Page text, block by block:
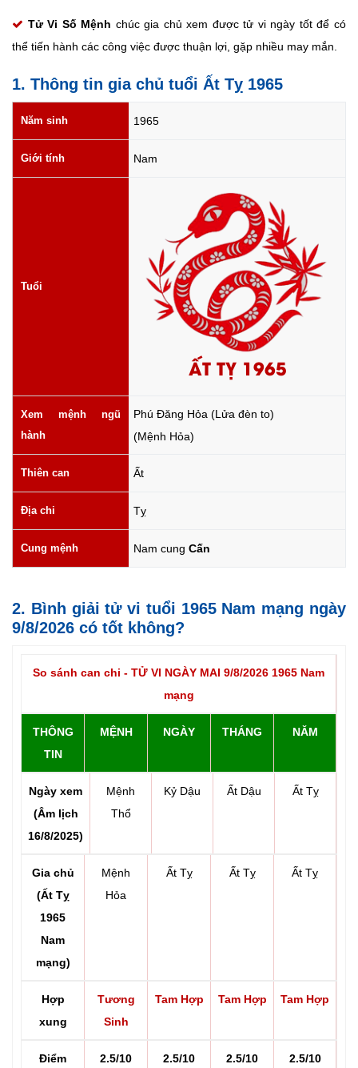
Tử Vi Số Mệnh chúc gia chủ xem được tử vi ngày tốt để có
thể tiến hành các công việc được thuận lợi, gặp nhiều may mắn.
1. Thông tin gia chủ tuổi Ất Tỵ 1965
Năm sinh 1965
Giới tính Nam
Tuổi
ẤT TỴ 1965
Xem mệnh ngũ
hành
Phú Đăng Hỏa (Lửa đèn to)
(Mệnh Hỏa)
Thiên can Ất
Địa chi Tỵ
Cung mệnh Nam cung Cấn
2. Bình giải tử vi tuổi 1965 Nam mạng ngày
9/8/2026 có tốt không?
So sánh can chi - TỬ VI NGÀY MAI 9/8/2026 1965 Nam
mạng
THÔNG
TIN
MỆNH NGÀY THÁNG NĂM
Ngày xem
(Âm lịch
16/8/2025)
Mệnh
Thổ
Kỷ Dậu Ất Dậu Ất Tỵ
Gia chủ
(Ất Tỵ
1965
Nam
mạng)
Mệnh
Hỏa
Ất Tỵ Ất Tỵ Ất Tỵ
Hợp
xung
Tương
Sinh
Tam Hợp Tam Hợp Tam Hợp
Điểm 2.5/10 2.5/10 2.5/10 2.5/10